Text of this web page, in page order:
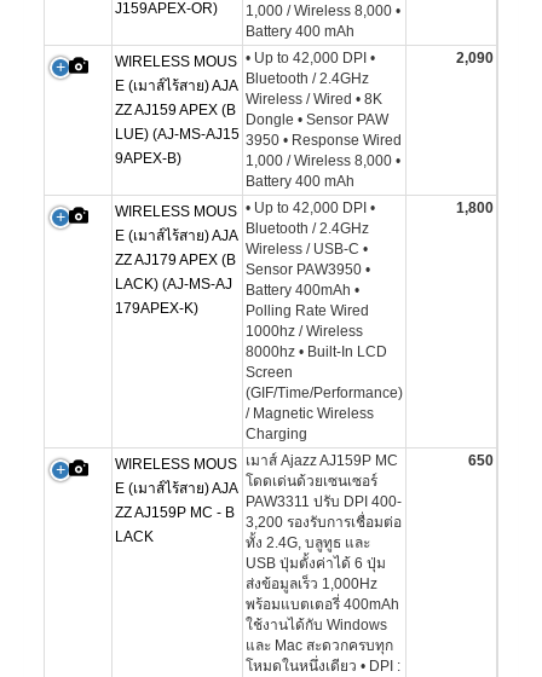
J159APEX-OR)
1,000 / Wireless 8,000 •
Battery 400 mAh
WIRELESS MOUS
E (เมาส์ไร้สาย) AJA
ZZ AJ159 APEX (B
LUE) (AJ-MS-AJ15
9APEX-B)
• Up to 42,000 DPI •
Bluetooth / 2.4GHz
Wireless / Wired • 8K
Dongle • Sensor PAW
3950 • Response Wired
1,000 / Wireless 8,000 •
Battery 400 mAh
2,090
WIRELESS MOUS
E (เมาส์ไร้สาย) AJA
ZZ AJ179 APEX (B
LACK) (AJ-MS-AJ
179APEX-K)
• Up to 42,000 DPI •
Bluetooth / 2.4GHz
Wireless / USB-C •
Sensor PAW3950 •
Battery 400mAh •
Polling Rate Wired
1000hz / Wireless
8000hz • Built-In LCD
Screen
(GIF/Time/Performance)
/ Magnetic Wireless
Charging
1,800
WIRELESS MOUS
E (เมาส์ไร้สาย) AJA
ZZ AJ159P MC - B
LACK
เมาส์ Ajazz AJ159P MC
โดดเด่นด้วยเซนเซอร์
PAW3311 ปรับ DPI 400-
3,200 รองรับการเชื่อมต่อ
ทั้ง 2.4G, บลูทูธ และ
USB ปุ่มตั้งค่าได้ 6 ปุ่ม
ส่งข้อมูลเร็ว 1,000Hz
พร้อมแบตเตอรี่ 400mAh
ใช้งานได้กับ Windows
และ Mac สะดวกครบทุก
โหมดในหนึ่งเดียว • DPI :
650